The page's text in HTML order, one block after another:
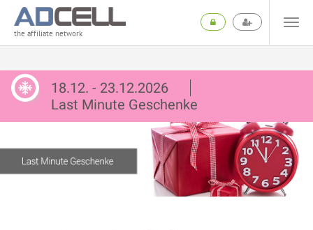
the affiliate network
18.12. - 23.12.2026
Last Minute Geschenke